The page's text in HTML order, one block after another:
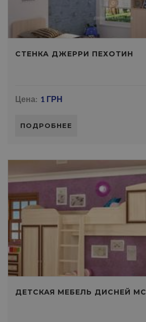
СТЕНКА ДЖЕРРИ ПЕХОТИН
Цена: 1 ГРН
ПОДРОБНЕЕ
ДЕТСКАЯ МЕБЕЛЬ ДИСНЕЙ МС